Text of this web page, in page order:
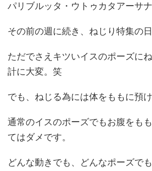
パリブルッタ・ウトゥカタアーサナ
その前の週に続き、ねじり特集の日
ただでさえキツいイスのポーズに
計に大変。笑
でも、ねじる為には体をももに預
通常のイスのポーズでもお腹をも
てはダメです。
どんな動きでも、どんなポーズでも